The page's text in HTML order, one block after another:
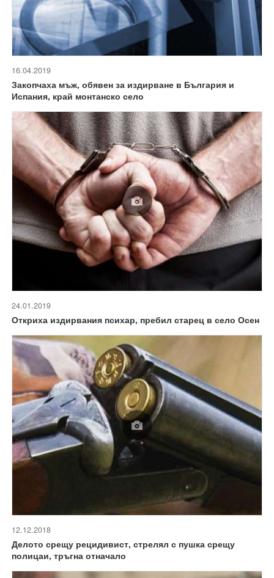
16.04.2019
Закопчаха мъж, обявен за издирване в България и
Испания, край монтанско село
24.01.2019
Откриха издирвания психар, пребил старец в село Осен
12.12.2018
Делото срещу рецидивист, стрелял с пушка срещу
полицаи, тръгна отначало